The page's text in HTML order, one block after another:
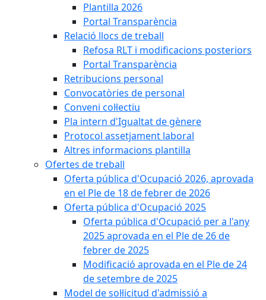
Plantilla 2026
Portal Transparència
Relació llocs de treball
Refosa RLT i modificacions posteriors
Portal Transparència
Retribucions personal
Convocatòries de personal
Conveni col·lectiu
Pla intern d'Igualtat de gènere
Protocol assetjament laboral
Altres informacions plantilla
Ofertes de treball
Oferta pública d'Ocupació 2026, aprovada
en el Ple de 18 de febrer de 2026
Oferta pública d'Ocupació 2025
Oferta pública d'Ocupació per a l'any
2025 aprovada en el Ple de 26 de
febrer de 2025
Modificació aprovada en el Ple de 24
de setembre de 2025
Model de sol·licitud d'admissió a